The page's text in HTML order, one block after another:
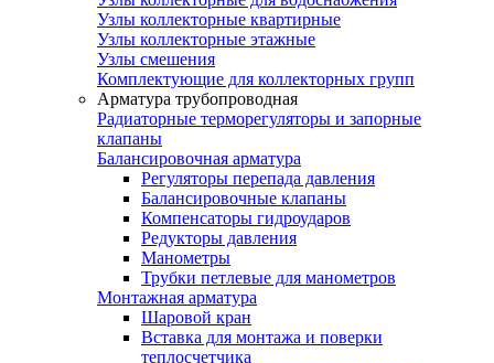
Узлы коллекторные квартирные
Узлы коллекторные этажные
Узлы смешения
Комплектующие для коллекторных групп
Арматура трубопроводная
Радиаторные терморегуляторы и запорные
клапаны
Балансировочная арматура
Регуляторы перепада давления
Балансировочные клапаны
Компенсаторы гидроударов
Редукторы давления
Манометры
Трубки петлевые для манометров
Монтажная арматура
Шаровой кран
Вставка для монтажа и поверки
теплосчетчика